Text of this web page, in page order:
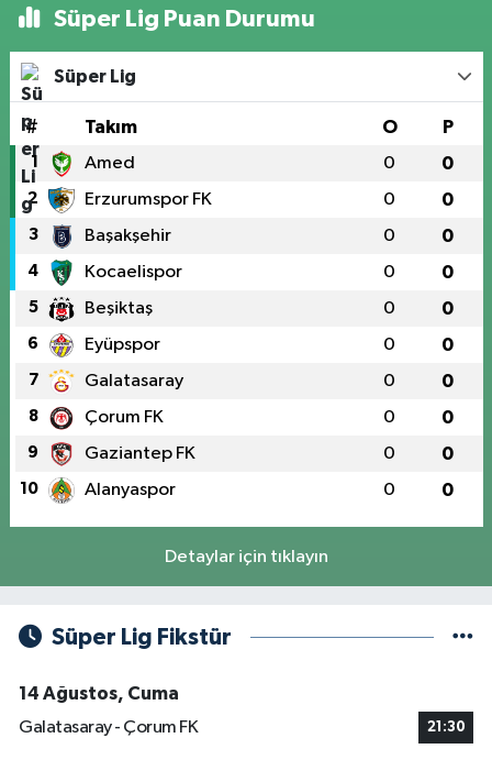
Süper Lig Puan Durumu
Süper Lig
# Takım O P
1 Amed 0 0
2 Erzurumspor FK 0 0
3 Başakşehir 0 0
4 Kocaelispor 0 0
5 Beşiktaş 0 0
6 Eyüpspor 0 0
7 Galatasaray 0 0
8 Çorum FK 0 0
9 Gaziantep FK 0 0
10 Alanyaspor 0 0
Detaylar için tıklayın
Süper Lig Fikstür
14 Ağustos, Cuma
Galatasaray - Çorum FK
21:30